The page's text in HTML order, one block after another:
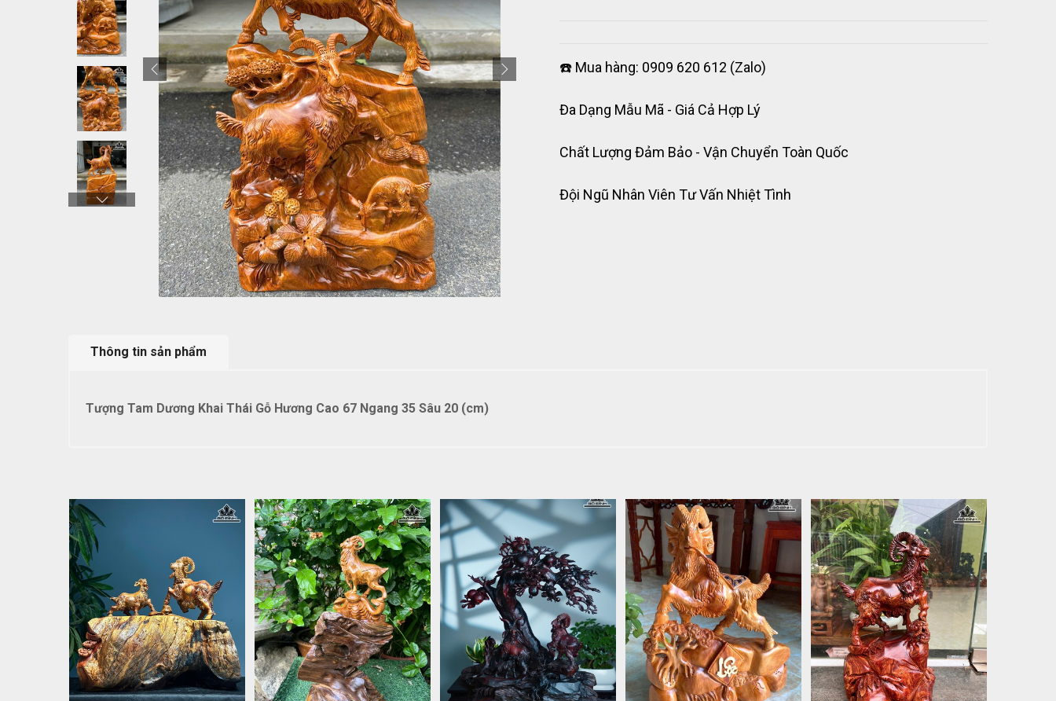
☎️ Mua hàng: 0909 620 612 (Zalo)
Đa Dạng Mẫu Mã - Giá Cả Hợp Lý
Chất Lượng Đảm Bảo - Vận Chuyển Toàn Quốc
Đội Ngũ Nhân Viên Tư Vấn Nhiệt Tình
Thông tin sản phẩm
Tượng Tam Dương Khai Thái Gỗ Hương Cao 67 Ngang 35 Sâu 20 (cm)